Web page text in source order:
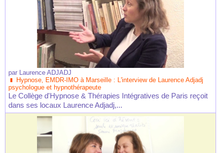
par Laurence ADJADJ
Hypnose, EMDR-IMO à Marseille : L'interview de Laurence Adjadj
psychologue et hypnothérapeute
Le Collège d'Hypnose & Thérapies Intégratives de Paris reçoit
dans ses locaux Laurence Adjadj,...